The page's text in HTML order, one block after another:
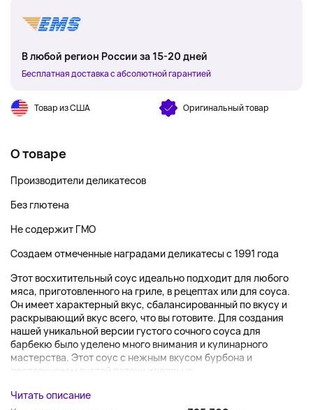
В любой регион России за 15-20 дней
Бесплатная доставка с абсолютной гарантией
Товар из США Оригинальный товар
О товаре
Производители деликатесов
Без глютена
Не содержит ГМО
Создаем отмеченные наградами деликатесы с 1991 года
Этот восхитительный соус идеально подходит для любого
мяса, приготовленного на гриле, в рецептах или для соуса.
Он имеет характерный вкус, сбалансированный по вкусу и
раскрывающий вкус всего, что вы готовите. Для создания
нашей уникальной версии густого сочного соуса для
барбекю было уделено много внимания и кулинарного
мастерства. Этот соус с нежным вкусом бурбона и
послевкусием густой патоки идеально...
Читать описание